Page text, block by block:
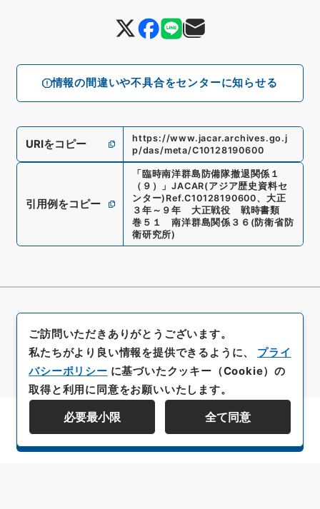
情報の間違いや不具合をセンターに知らせる
URIをコピー
https://www.jacar.archives.go.j
p/das/meta/C10128190600
引用例をコピー
「 臨時南洋群島防備隊撤退関係１
（９）
」JACAR(アジア歴史資料セ
ンター) Ref.C10128190600、 大正
３年～９年 大正戦役 戦時書類
巻５１ 南洋群島関係３６ (防衛省防
衛研究所)
資料群階層を表示する
ご訪問いただきありがとうございます。
私たちがより良い情報を提供できるように、 プライ
バシーポリシー に基づいたクッキー（Cookie）の
取得と利用に同意をお願いいたします。
必要最小限 全て同意